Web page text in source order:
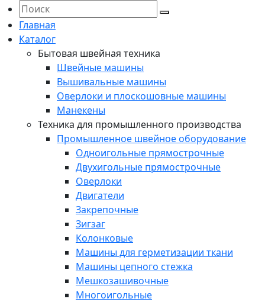
Главная
Каталог
Бытовая швейная техника
Швейные машины
Вышивальные машины
Оверлоки и плоскошовные машины
Манекены
Техника для промышленного производства
Промышленное швейное оборудование
Одноигольные прямострочные
Двухигольные прямострочные
Оверлоки
Двигатели
Закрепочные
Зигзаг
Колонковые
Машины для герметизации ткани
Машины цепного стежка
Мешкозашивочные
Многоигольные